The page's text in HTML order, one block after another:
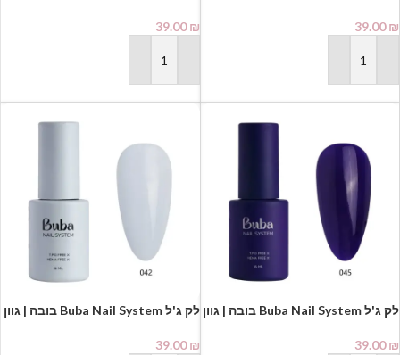
39.00₪
הוספה לסל
39.00₪
הוספה לסל
לק ג'ל Buba Nail System בובה | גוון
39.00₪
לק ג'ל Buba Nail System בובה | גוון
39.00₪